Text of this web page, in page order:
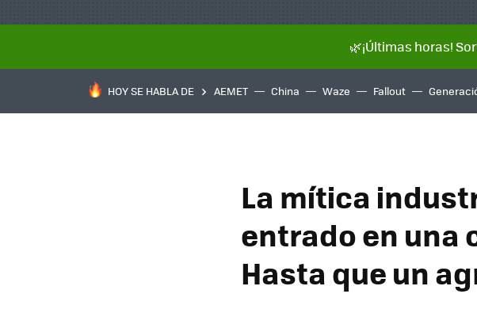
🌿¡Últimas horas!
HOY SE HABLA DE AEMET China Waze Fallout
La mítica
entrado en una
Hasta que un